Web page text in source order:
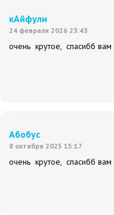
кАйфули
24 февраля 2026 23:43
очень крутое, спасибб вам
Абобус
8 октября 2025 15:17
очень крутое, спасибб вам